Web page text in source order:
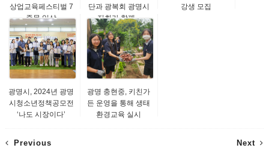
상업교육페스티벌 7
종목 입상
단과 광복회 광명시
지회가 함께...
강생 모집
광명시, 2024년 광명
시청소년정책공모전
‘나도 시장이다’
광명 충현중, 키친가
든 운영을 통해 생태
환경교육 실시
Next
Previous